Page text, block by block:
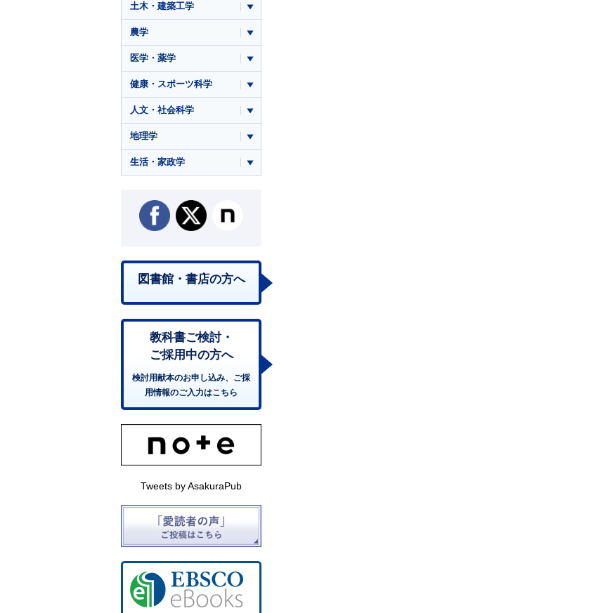
土木・建築工学
農学
医学・薬学
健康・スポーツ科学
人文・社会科学
地理学
生活・家政学
図書館・書店の方へ
教科書ご検討・
ご採用中の方へ
検討用献本のお申し込み、ご採
用情報のご入力はこちら
Tweets by AsakuraPub